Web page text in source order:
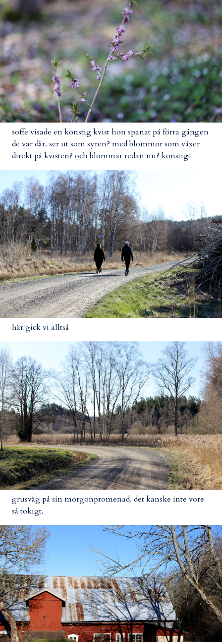
soffe visade en konstig kvist hon spanat på förra gången
de var där. ser ut som syren? med blommor som växer
direkt på kvisten? och blommar redan nu? konstigt
här gick vi alltså
grusväg på sin morgonpromenad. det kanske inte vore
så tokigt.